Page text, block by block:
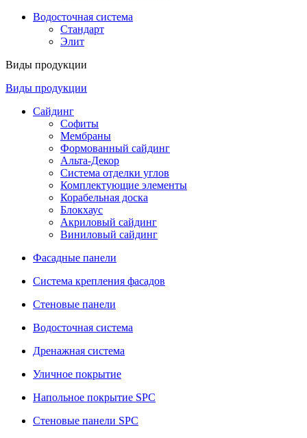
Водосточная система
Стандарт
Элит
Виды продукции
Виды продукции
Сайдинг
Софиты
Мембраны
Формованный сайдинг
Альта-Декор
Система отделки углов
Комплектующие элементы
Корабельная доска
Блокхаус
Акриловый сайдинг
Виниловый сайдинг
Фасадные панели
Система крепления фасадов
Стеновые панели
Водосточная система
Дренажная система
Уличное покрытие
Напольное покрытие SPC
Стеновые панели SPC